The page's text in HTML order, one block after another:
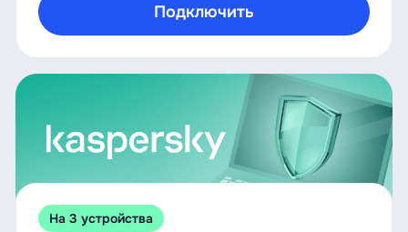
Подключить
На 3 устройства